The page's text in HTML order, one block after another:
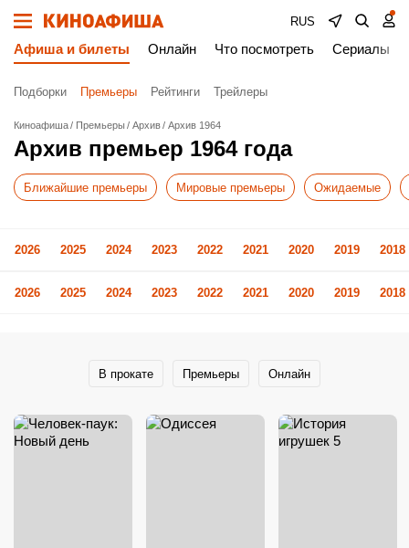
RUS
Афиша и билеты Онлайн Что посмотреть Сериалы
Подборки Премьеры Рейтинги Трейлеры
Киноафиша Премьеры Архив Архив 1964
Архив премьер 1964 года
Ближайшие премьеры Мировые премьеры Ожидаемые
2026 2025 2024 2023 2022 2021 2020 2019 2018
2026 2025 2024 2023 2022 2021 2020 2019 2018
В прокате Премьеры Онлайн